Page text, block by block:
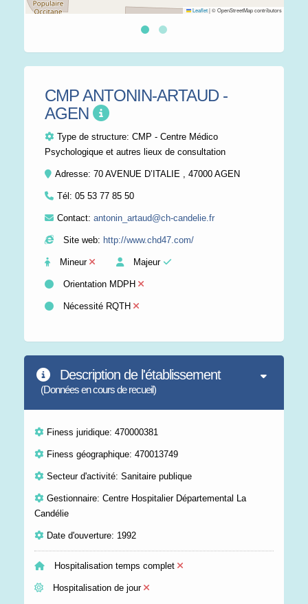
Leaflet|© OpenStreetMap contributors
CMP ANTONIN-ARTAUD -
AGEN
Type de structure: CMP - Centre Médico
Psychologique et autres lieux de consultation
Adresse: 70 AVENUE D’ITALIE , 47000 AGEN
Tél: 05 53 77 85 50
Contact: antonin_artaud@ch-candelie.fr
Site web: http://www.chd47.com/
Mineur Majeur
Orientation MDPH
Nécessité RQTH
Description de l'établissement
(Données en cours de recueil)
Finess juridique: 470000381
Finess géographique: 470013749
Secteur d'activité: Sanitaire publique
Gestionnaire: Centre Hospitalier Départemental La
Candélie
Date d'ouverture: 1992
Hospitalisation temps complet
Hospitalisation de jour